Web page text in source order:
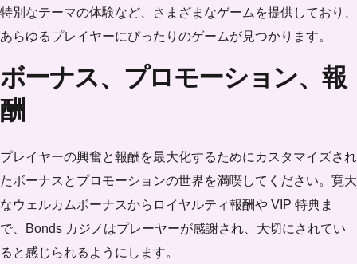
特別なテーマの体験など、さまざまなゲームを提供しており、
あらゆるプレイヤーにぴったりのゲームが見つかります。
ボーナス、プロモーション、報
酬
プレイヤーの興奮と報酬を最大化するためにカスタマイズされ
たボーナスとプロモーションの世界を満喫してください。寛大
なウェルカムボーナスからロイヤルティ報酬や VIP 特典ま
で、Bonds カジノはプレーヤーが感謝され、大切にされてい
ると感じられるようにします。